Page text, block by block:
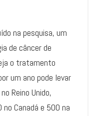
na pesquisa, um
de câncer de
o tratamento
um ano pode levar
Reino Unido,
Canadá e 500 na